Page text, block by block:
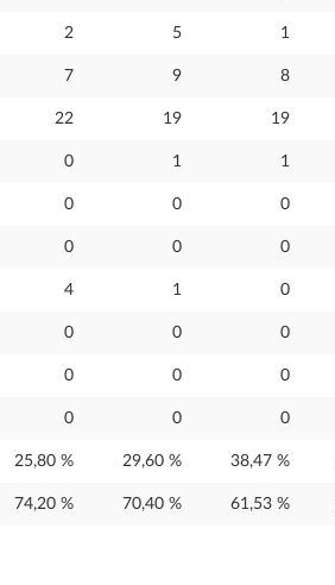
2 5 1
7 9 8
22 19 19
0 1 1
0 0 0
0 0 0
4 1 0
0 0 0
0 0 0
0 0 0
25,80 % 29,60 % 38,47 %
74,20 % 70,40 % 61,53 %